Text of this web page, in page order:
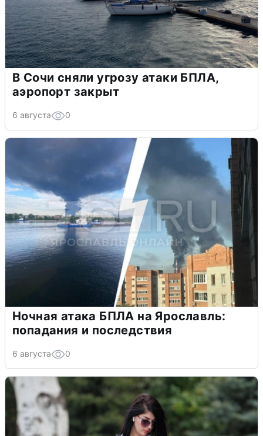
В Сочи сняли угрозу атаки БПЛА,
аэропорт закрыт
6 августа 0
Ночная атака БПЛА на Ярославль:
попадания и последствия
6 августа 0